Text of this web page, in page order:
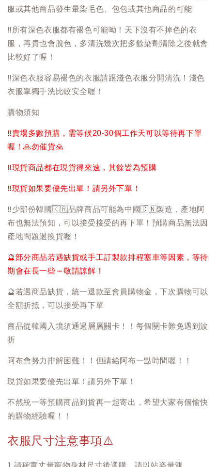
服或其他商品發生暈染毛色、包包或其他商品的可能
‼️ 所有深色衣服都有褪色可能呦！天下沒有不掉色的衣
服，再貴也會脫色，多清洗幾次把多餘染劑清除之後就會
比較好了喔！
‼️深色衣服容易褪色的衣服請跟淺色衣服分開清洗！淺色
衣服單獨手洗比較安全喔！
購物須知
‼️賣場多數預購，需等候20-30個工作天可以等待再下單
喔！🙏勿催貨🙏
‼️現貨商品都在現貨得來速，其餘皆為預購
‼️現貨如果要優先出單！請另外下單！
‼️少部份韓國 🇰🇷品牌商品可能為中國🇨🇳製造，產地阿
布也無法預知，可以接受接受的再下單！預購商品無法因
產地問題退換貨喔！
🔮部分商品若遇缺貨或手工訂製款排程塞車等因素，等待
期會在長一些～敬請諒解！
🔮 若遇商品缺貨，統一退款至會員購物金，下次購物可以
全額折抵，可以接受再下單
商品從韓國入境須通過層層關卡！！每個關卡難免遇到波
折
阿布會努力排解困難！！但請給阿布一點時間喔！！
現貨如果要優先出單！請另外下單！
不然統一等預購商品到貨再一起寄出，希望大家有個愉快
的購物經驗喔！！
衣服尺寸注意事項⚠️
1.請確實丈量寵物身材尺寸後選購，請以站姿量測